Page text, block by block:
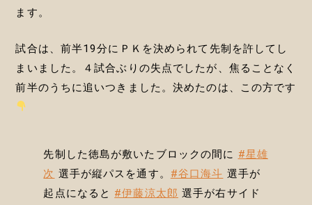
ます。
試合は、前半19分にＰＫを決められて先制を許してし
まいました。４試合ぶりの失点でしたが、焦ることなく
前半のうちに追いつきました。決めたのは、この方です
先制した徳島が敷いたブロックの間に #星雄
次 選手が縦パスを通す。 #谷口海斗 選手が
起点になると #伊藤涼太郎 選手が右サイド